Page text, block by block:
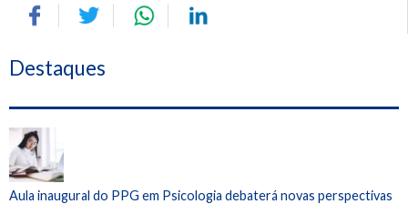
Destaques
Aula inaugural do PPG em Psicologia debaterá novas perspectivas